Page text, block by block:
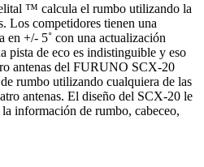
™ calcula el rumbo utilizando la
Los competidores tienen una
en +/- 5˚ con una actualización
pista de eco es indistinguible y eso
antenas del FURUNO SCX-20
rumbo utilizando cualquiera de las
antenas. El diseño del SCX-20 le
información de rumbo, cabeceo,